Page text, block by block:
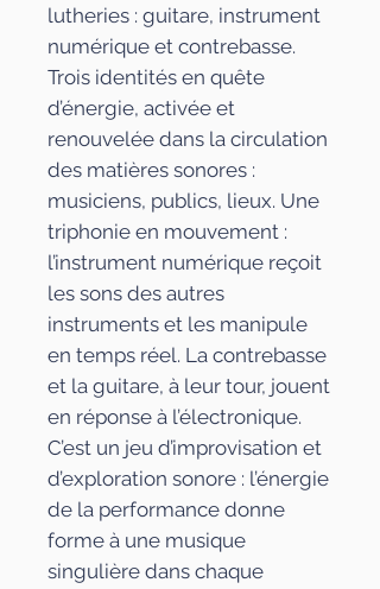
lutheries : guitare, instrument
numérique et contrebasse.
Trois identités en quête
d’énergie, activée et
renouvelée dans la circulation
des matières sonores :
musiciens, publics, lieux. Une
triphonie en mouvement :
l’instrument numérique reçoit
les sons des autres
instruments et les manipule
en temps réel. La contrebasse
et la guitare, à leur tour, jouent
en réponse à l’électronique.
C’est un jeu d’improvisation et
d’exploration sonore : l’énergie
de la performance donne
forme à une musique
singulière dans chaque